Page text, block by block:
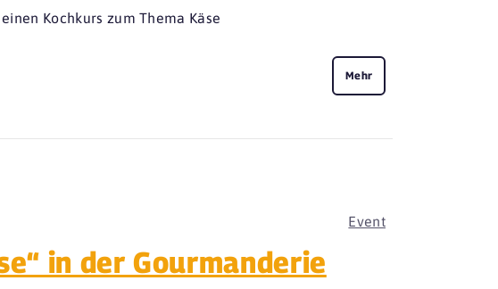
Kochkurs zum Thema Käse
Mehr
Event
in der Gourmanderie